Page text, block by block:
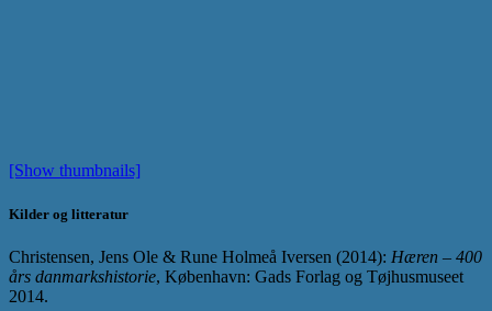
[Show thumbnails]
Kilder og litteratur
Christensen, Jens Ole & Rune Holmeå Iversen (2014): Hæren – 400
års danmarkshistorie, København: Gads Forlag og Tøjhusmuseet
2014.